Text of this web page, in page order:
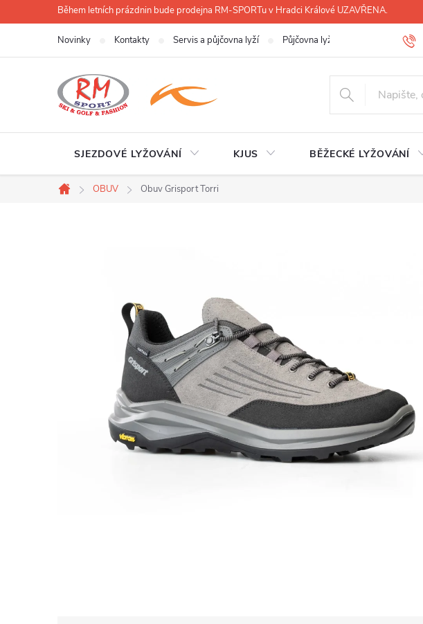
na
Během letních prázdnin bude prodejna RM-SPORTu v Hradci Králové UZAVŘENA.
Novinky Kontakty Servis a půjčovna lyží Půjčovna lyží, lyžáků, běžek
SJEZDOVÉ LYŽOVÁNÍ KJUS BĚŽECKÉ LYŽOVÁNÍ
Domů
OBUV Obuv Grisport Torri